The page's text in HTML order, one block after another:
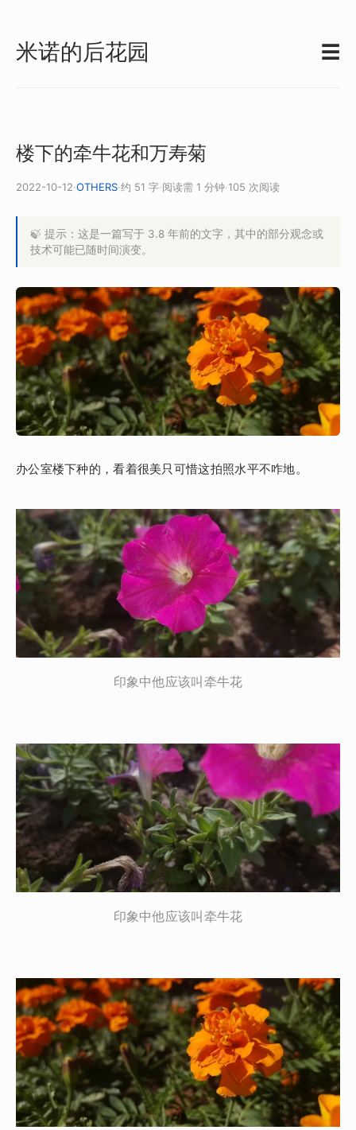
米诺的后花园 ☰
楼下的牵牛花和万寿菊
2022-10-12·OTHERS·约 51 字·阅读需 1 分钟·105 次阅读
🍃 提示：这是一篇写于 3.8 年前的文字，其中的部分观念或
技术可能已随时间演变。
办公室楼下种的，看着很美只可惜这拍照水平不咋地。
印象中他应该叫牵牛花
印象中他应该叫牵牛花